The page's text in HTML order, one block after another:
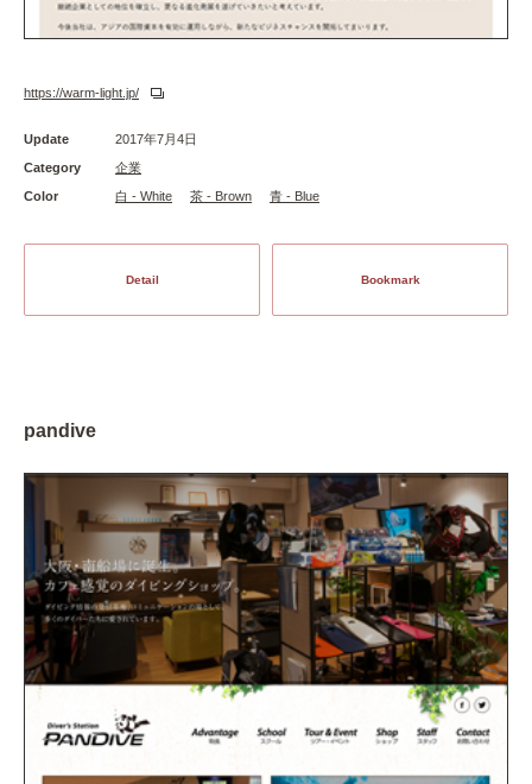
https://warm-light.jp/
Update
2017年7月4日
Category
企業
Color
白 - White 茶 - Brown 青 - Blue
Detail Bookmark
pandive